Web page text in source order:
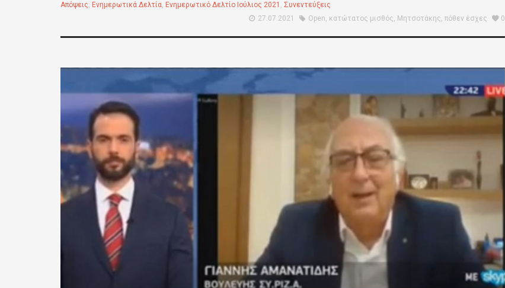
Απόψεις, Ενημερωτικά Δελτία, Ενημερωτικό Δελτίο Ιούλιος 2021 , Συνεντεύξεις
27.07.2021
Open, κατώτατος μισθός, Μητσοτάκης, πόθεν έσχες 0